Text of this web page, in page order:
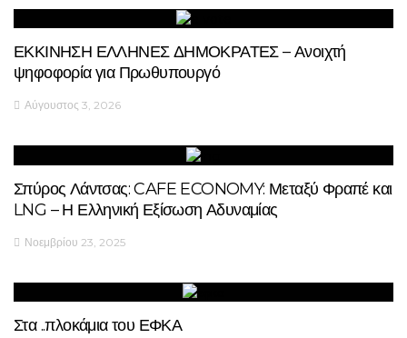
ΕΚΚΙΝΗΣΗ ΕΛΛΗΝΕΣ ΔΗΜΟΚΡΑΤΕΣ – Ανοιχτή
ψηφοφορία για Πρωθυπουργό
Αύγουστος 3, 2026
Σπύρος Λάντσας: CAFE ECONOMY: Μεταξύ Φραπέ και
LNG – Η Ελληνική Εξίσωση Αδυναμίας
Νοεμβρίου 23, 2025
Στα ..πλοκάμια του ΕΦΚΑ